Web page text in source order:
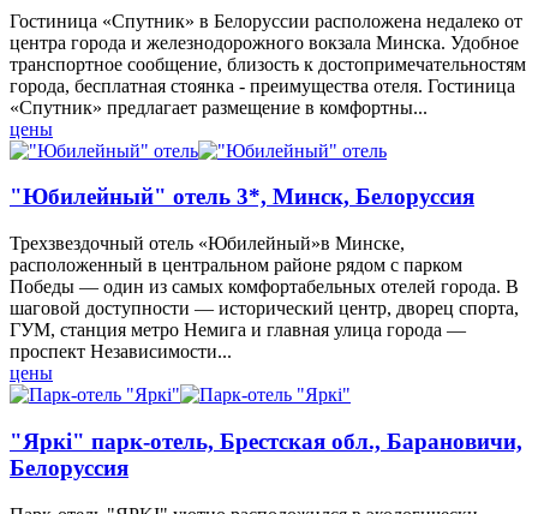
Гостиница «Спутник» в Белоруссии расположена недалеко от
центра города и железнодорожного вокзала Минска. Удобное
транспортное сообщение, близость к достопримечательностям
города, бесплатная стоянка - преимущества отеля. Гостиница
«Спутник» предлагает размещение в комфортны...
цены
"Юбилейный" отель 3*, Минск, Белоруссия
Трехзвездочный отель «Юбилейный»в Минске,
расположенный в центральном районе рядом с парком
Победы — один из самых комфортабельных отелей города. В
шаговой доступности — исторический центр, дворец спорта,
ГУМ, станция метро Немига и главная улица города —
проспект Независимости...
цены
"Яркi" парк-отель, Брестская обл., Барановичи,
Белоруссия